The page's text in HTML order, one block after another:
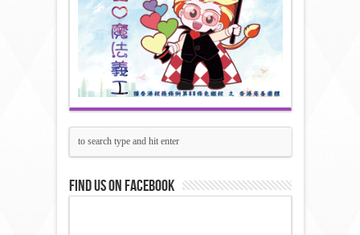
Find us on Facebook